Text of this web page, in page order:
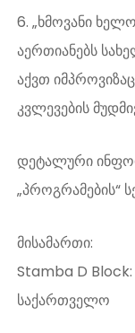
6. „ხმოვანი
აერთიანებს
აქვთ
კვლევების
დეტალური
„პროგრამების“
მისამართი:
Stamba D Block:
საქართველო